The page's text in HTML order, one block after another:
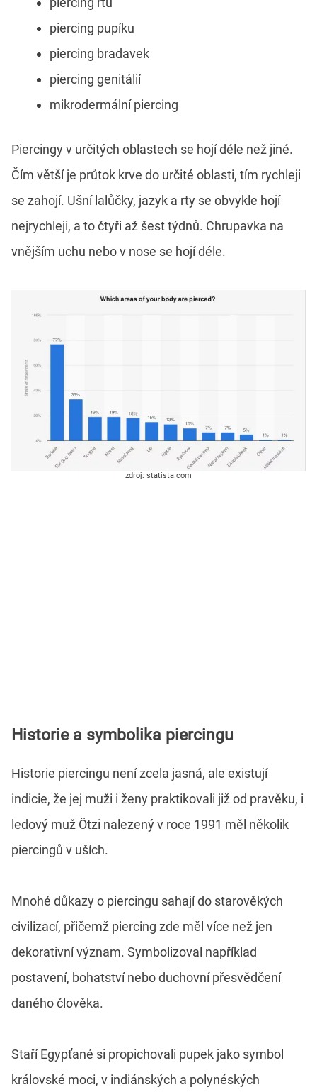
piercing pupíku
piercing bradavek
piercing genitálií
mikrodermální piercing
Piercingy v určitých oblastech se hojí déle než jiné.
Čím větší je průtok krve do určité oblasti, tím rychleji
se zahojí. Ušní lalůčky, jazyk a rty se obvykle hojí
nejrychleji, a to čtyři až šest týdnů. Chrupavka na
vnějším uchu nebo v nose se hojí déle.
zdroj: statista.com
Historie a symbolika piercingu
Historie piercingu není zcela jasná, ale existují
indicie, že jej muži i ženy praktikovali již od pravěku, i
ledový muž Ötzi nalezený v roce 1991 měl několik
piercingů v uších.
Mnohé důkazy o piercingu sahají do starověkých
civilizací, přičemž piercing zde měl více než jen
dekorativní význam. Symbolizoval například
postavení, bohatství nebo duchovní přesvědčení
daného člověka.
Staří Egypťané si propichovali pupek jako symbol
královské moci, v indiánských a polynéských